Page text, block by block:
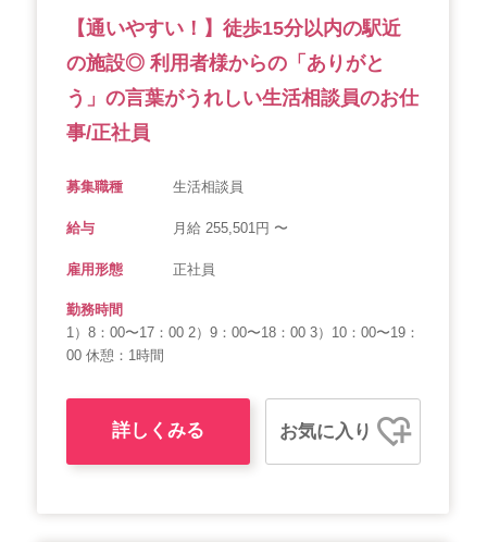
【通いやすい！】徒歩15分以内の駅近
の施設◎ 利用者様からの「ありがと
う」の言葉がうれしい生活相談員のお仕
事/正社員
募集職種 生活相談員
給与 月給 255,501円 〜
雇用形態 正社員
勤務時間
1）8：00〜17：00 2）9：00〜18：00 3）10：00〜19：
00 休憩：1時間
詳しくみる お気に入り